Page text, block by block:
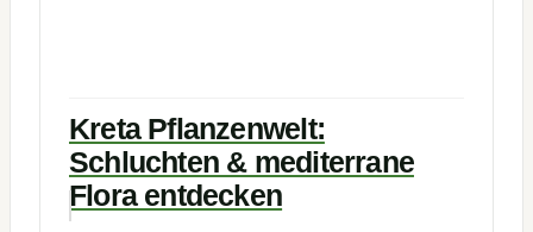
Kreta Pflanzenwelt:
Schluchten & mediterrane
Flora entdecken